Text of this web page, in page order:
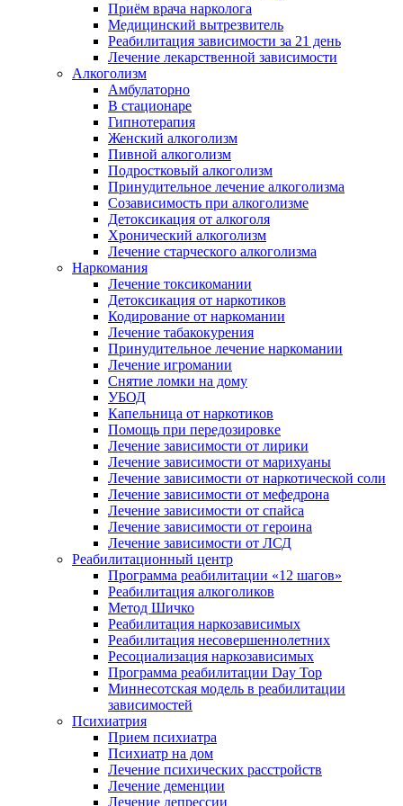
Приём врача нарколога
Медицинский вытрезвитель
Реабилитация зависимости за 21 день
Лечение лекарственной зависимости
Алкоголизм
Амбулаторно
В стационаре
Гипнотерапия
Женский алкоголизм
Пивной алкоголизм
Подростковый алкоголизм
Принудительное лечение алкоголизма
Созависимость при алкоголизме
Детоксикация от алкоголя
Хронический алкоголизм
Лечение старческого алкоголизма
Наркомания
Лечение токсикомании
Детоксикация от наркотиков
Кодирование от наркомании
Лечение табакокурения
Принудительное лечение наркомании
Лечение игромании
Снятие ломки на дому
УБОД
Капельница от наркотиков
Помощь при передозировке
Лечение зависимости от лирики
Лечение зависимости от марихуаны
Лечение зависимости от наркотической соли
Лечение зависимости от мефедрона
Лечение зависимости от спайса
Лечение зависимости от героина
Лечение зависимости от ЛСД
Реабилитационный центр
Программа реабилитации «12 шагов»
Реабилитация алкоголиков
Метод Шичко
Реабилитация наркозависимых
Реабилитация несовершеннолетних
Ресоциализация наркозависимых
Программа реабилитации Day Top
Миннесотская модель в реабилитации
зависимостей
Психиатрия
Прием психиатра
Психиатр на дом
Лечение психических расстройств
Лечение деменции
Лечение депрессии